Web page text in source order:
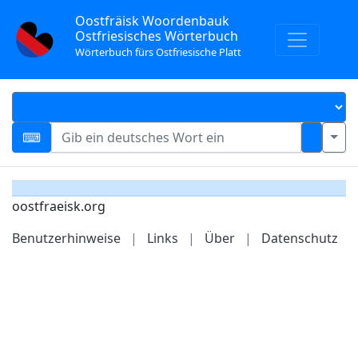
Oostfräisk Woordenbauk
Ostfriesisches Wörterbuch
Wörterbuch fürs Ostfriesische Platt
oostfraeisk.org
Benutzerhinweise
| Links | Über | Datenschutz